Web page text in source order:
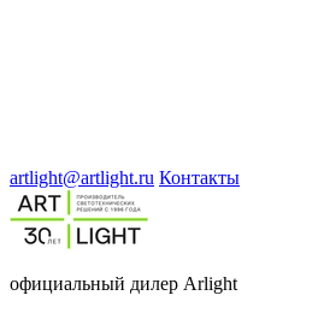
artlight@artlight.ru Контакты
официальный дилер Arlight